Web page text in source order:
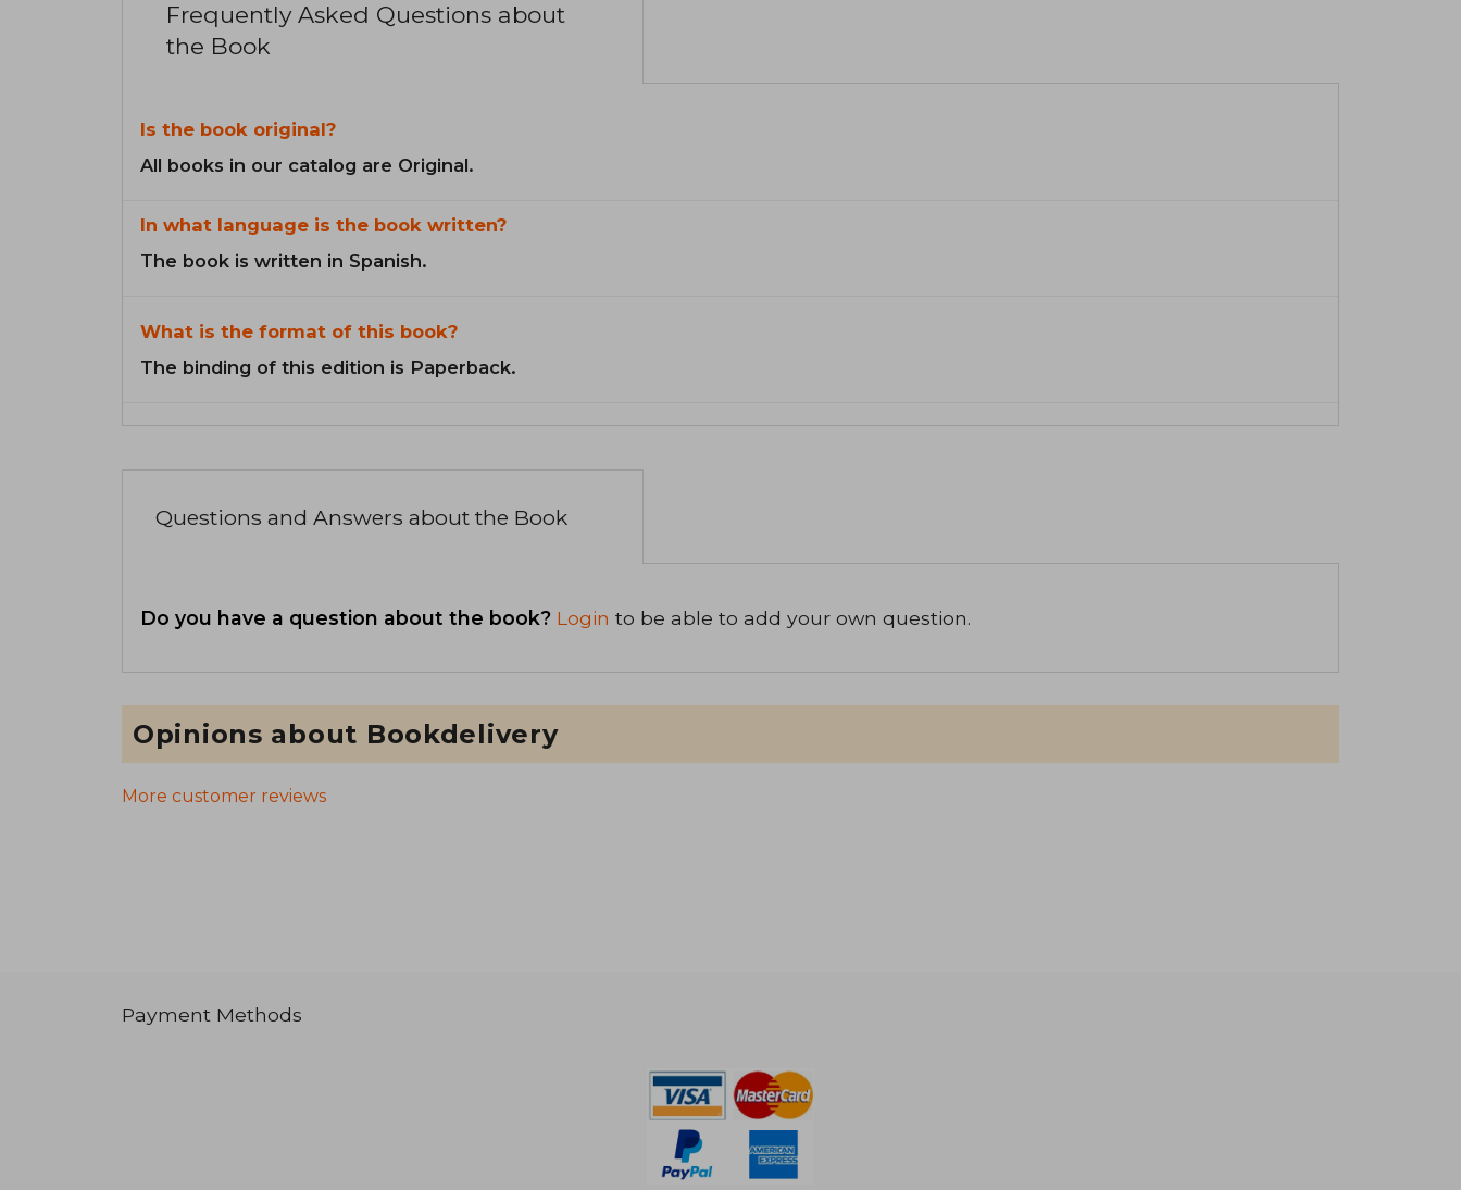
Frequently Asked Questions about
the Book
Is the book original?
All books in our catalog are Original.
In what language is the book written?
The book is written in Spanish.
What is the format of this book?
The binding of this edition is Paperback.
Questions and Answers about the Book
Do you have a question about the book? Login to be able to add your own question.
Opinions about Bookdelivery
More customer reviews
Payment Methods